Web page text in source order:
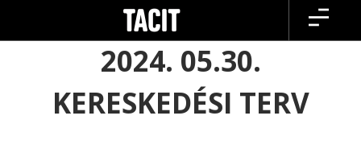
content
2024. 05.30.
KERESKEDÉSI TERV